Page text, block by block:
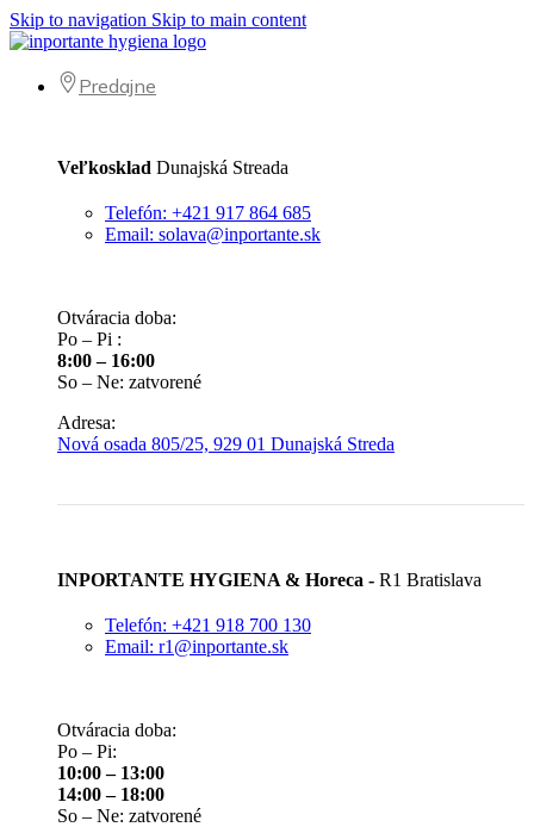
Skip to navigation Skip to main content
Predajne
Veľkosklad Dunajská Streada
Telefón: +421 917 864 685
Email: solava@inportante.sk
Otváracia doba:
Po – Pi :
8:00 – 16:00
So – Ne: zatvorené
Adresa:
Nová osada 805/25, 929 01 Dunajská Streda
INPORTANTE HYGIENA & Horeca - R1 Bratislava
Telefón: +421 918 700 130
Email: r1@inportante.sk
Otváracia doba:
Po – Pi:
10:00 – 13:00
14:00 – 18:00
So – Ne: zatvorené